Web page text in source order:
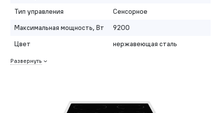
Тип управления
Сенсорное
Максимальная мощность, Вт
9200
Цвет
нержавеющая сталь
Развернуть